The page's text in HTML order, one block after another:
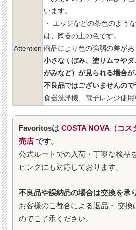
Attention
います。
・ エッジなどの茶色のよう
は、陶器の土の色です。
商品により色の強弱の差があ
小さなくぼみ、塗りムラや
がみなど）が見られる場合が
不良品ではございませんので
食器洗浄機、電子レンジ使用
Favoritosは COSTA NOVA（コス
売店 です。
公式ルートでの入荷・丁寧な検品
ピングにも対応しております。
不良品や誤納品の場合は交換を承
お客様のご都合による返品・ 交換
のでご了承ください。